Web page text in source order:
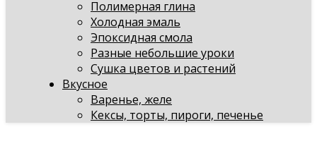
Полимерная глина
Холодная эмаль
Эпоксидная смола
Разные небольшие уроки
Сушка цветов и растений
Вкусное
Варенье, желе
Кексы, торты, пироги, печенье